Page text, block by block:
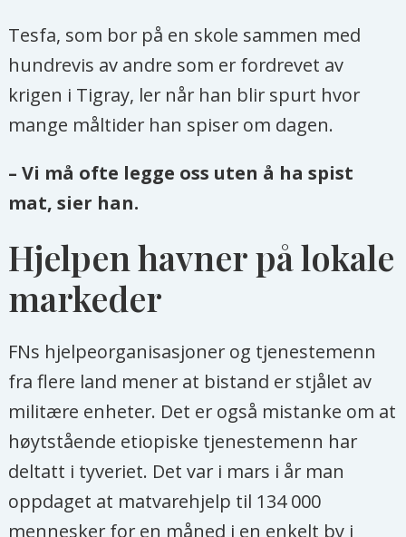
Tesfa, som bor på en skole sammen med
hundrevis av andre som er fordrevet av
krigen i Tigray, ler når han blir spurt hvor
mange måltider han spiser om dagen.
– Vi må ofte legge oss uten å ha spist
mat, sier han.
Hjelpen havner på lokale
markeder
FNs hjelpeorganisasjoner og tjenestemenn
fra flere land mener at bistand er stjålet av
militære enheter. Det er også mistanke om at
høytstående etiopiske tjenestemenn har
deltatt i tyveriet. Det var i mars i år man
oppdaget at matvarehjelp til 134 000
mennesker for en måned i en enkelt by i